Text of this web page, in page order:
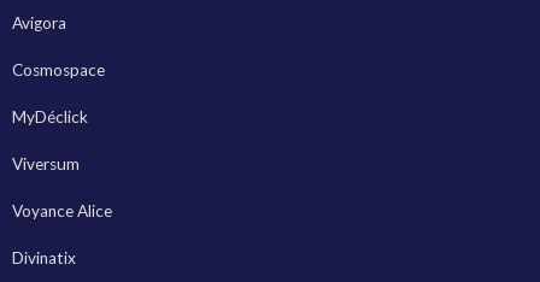
Avigora
Cosmospace
MyDéclick
Viversum
Voyance Alice
Divinatix